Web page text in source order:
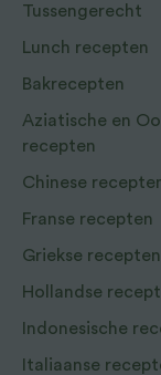
Tussengerecht
Lunch recepten
Bakrecepten
Aziatische en
recepten
Chinese
Franse recepten
Griekse recepten
Hollandse
Indonesische
Italiaanse